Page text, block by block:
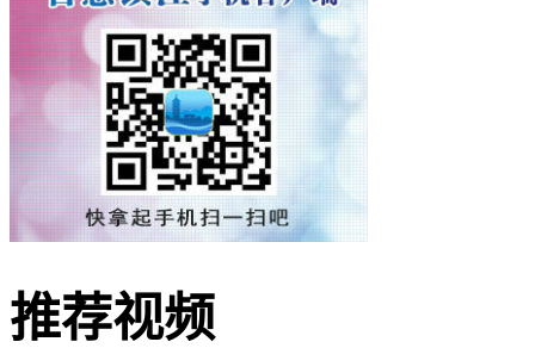
推荐视频